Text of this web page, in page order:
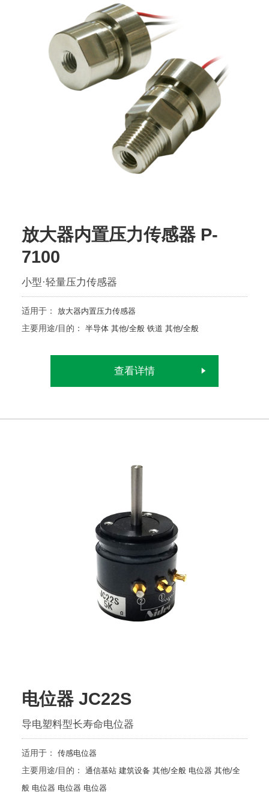
放大器内置压力传感器 P-
7100
小型·轻量压力传感器
适用于： 放大器内置压力传感器
主要用途/目的： 半导体 其他/全般 铁道 其他/全般
查看详情
电位器 JC22S
导电塑料型长寿命电位器
适用于： 传感电位器
主要用途/目的： 通信基站 建筑设备 其他/全般 电位器 其他/全
般 电位器 电位器 电位器